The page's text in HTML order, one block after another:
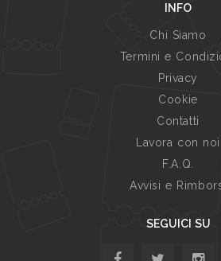
INFO
Chi Siamo
Termini e
Privacy
Cookie
Contatti
Lavora con noi
F.A.Q.
Avvisi e
SEGUICI SU